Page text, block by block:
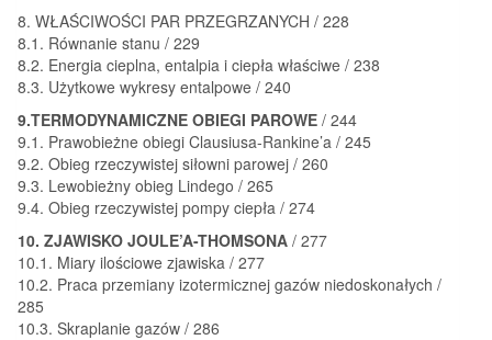
8. WŁAŚCIWOŚCI PAR PRZEGRZANYCH / 228
8.1. Równanie stanu / 229
8.2. Energia cieplna, entalpia i ciepła właściwe / 238
8.3. Użytkowe wykresy entalpowe / 240
9.TERMODYNAMICZNE OBIEGI PAROWE / 244
9.1. Prawobieżne obiegi Clausiusa-Rankine’a / 245
9.2. Obieg rzeczywistej siłowni parowej / 260
9.3. Lewobieżny obieg Lindego / 265
9.4. Obieg rzeczywistej pompy ciepła / 274
10. ZJAWISKO JOULE’A-THOMSONA / 277
10.1. Miary ilościowe zjawiska / 277
10.2. Praca przemiany izotermicznej gazów niedoskonałych /
285
10.3. Skraplanie gazów / 286